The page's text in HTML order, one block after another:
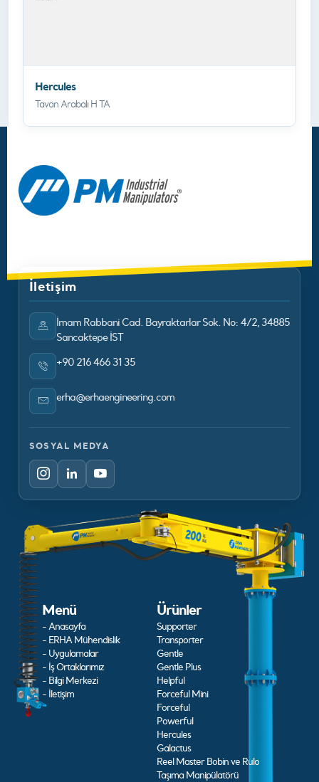
Hercules
Tavan Arabalı H TA
İletişim
İmam Rabbani Cad. Bayraktarlar Sok. No: 4/2, 34885
Sancaktepe İST
+90 216 466 31 35
erha@erhaengineering.com
SOSYAL MEDYA
Menü
- Anasayfa
- ERHA Mühendislik
- Uygulamalar
- İş Ortaklarımız
- Bilgi Merkezi
- İletişim
Ürünler
Supporter
Transporter
Gentle
Gentle Plus
Helpful
Forceful Mini
Forceful
Powerful
Hercules
Galactus
Reel Master Bobin ve Rulo
Taşıma Manipülatörü